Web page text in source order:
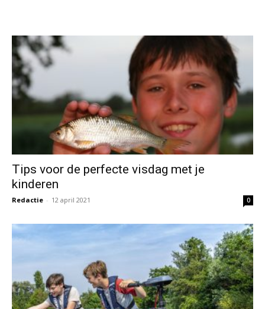
Tips voor de perfecte visdag met je
kinderen
Redactie - 12 april 2021 0